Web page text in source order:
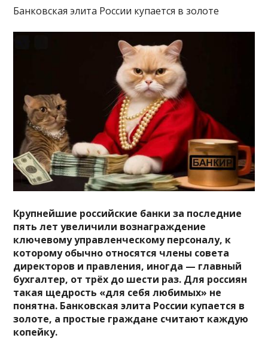
Банковская элита России купается в золоте
Крупнейшие российские банки за последние
пять лет увеличили вознаграждение
ключевому управленческому персоналу, к
которому обычно относятся члены совета
директоров и правления, иногда — главный
бухгалтер, от трёх до шести раз. Для россиян
такая щедрость «для себя любимых» не
понятна. Банковская элита России купается в
золоте, а простые граждане считают каждую
копейку.